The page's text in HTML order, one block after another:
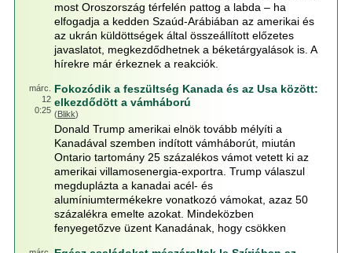
most Oroszország térfelén pattog a labda – ha
elfogadja a kedden Szaúd-Arábiában az amerikai és
az ukrán küldöttségek által összeállított előzetes
javaslatot, megkezdődhetnek a béketárgyalások is. A
hírekre már érkeznek a reakciók.
márc.
12
0:25
Fokozódik a feszültség Kanada és az Usa között:
elkezdődött a vámháború
(Blikk)
Donald Trump amerikai elnök tovább mélyíti a
Kanadával szemben indított vámháborút, miután
Ontario tartomány 25 százalékos vámot vetett ki az
amerikai villamosenergia-exportra. Trump válaszul
megduplázta a kanadai acél- és
alumíniumtermékekre vonatkozó vámokat, azaz 50
százalékra emelte azokat. Mindeközben
fenyegetőzve üzent Kanadának, hogy csökken